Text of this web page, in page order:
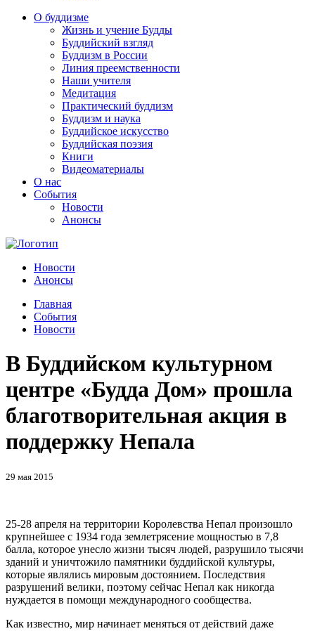
О буддизме
Жизнь и учение Будды
Буддийский взгляд
Буддизм в России
Линия преемственности
Наши учителя
Медитация
Практический буддизм
Буддизм и наука
Буддийское искусство
Буддийская поэзия
Книги
Видеоматериалы
О нас
События
Новости
Анонсы
Новости
Анонсы
Главная
События
Новости
В Буддийском культурном
центре «Будда Дом» прошла
благотворительная акция в
поддержку Непала
29 мая 2015
25-28 апреля на территории Королевства Непал произошло
крупнейшее с 1934 года землетрясение мощностью в 7,8
балла, которое унесло жизни тысяч людей, разрушило тысячи
зданий и уничтожило памятники буддийской культуры,
которые являлись мировым достоянием. Последствия
разрушений велики, поэтому сейчас Непал как никогда
нуждается в помощи международного сообщества.
Как известно, мир начинает меняться от действий даже